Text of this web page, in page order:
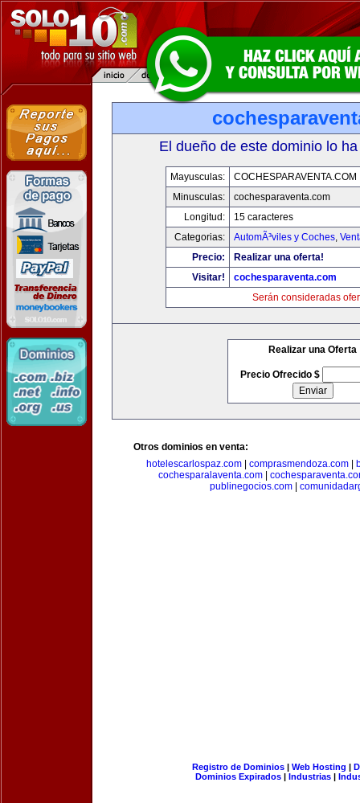
El dueño de este dominio lo
Mayusculas:
COCHESPARAVENTA.COM
Minusculas:
cochesparaventa.com
Longitud:
15 caracteres
Categorias:
AutomÃ³viles y Coches,
Precio:
Realizar una oferta!
Visitar!
cochesparaventa.com
Serán consideradas
Realizar una Oferta
Precio Ofrecido $
Otros dominios en venta:
hotelescarlospaz.com| comprasmendoza.com|
cochesparalaventa.com
publinegocios.com|
Registro de Dominios| Web Hosting |
Dominios Expirados | Industrias |